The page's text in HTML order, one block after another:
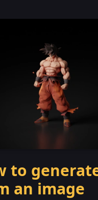
to
an image